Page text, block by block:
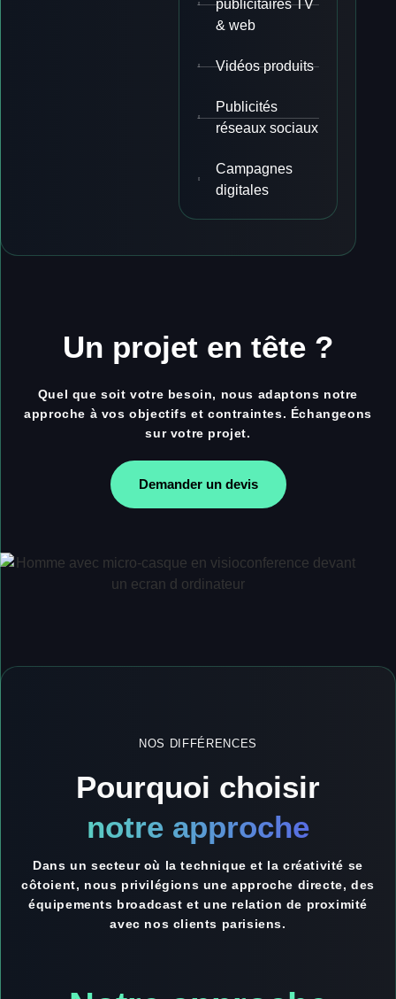
publicitaires TV
& web
Vidéos produits
Publicités
réseaux sociaux
Campagnes
digitales
Un projet en tête ?
Quel que soit votre besoin, nous adaptons notre
approche à vos objectifs et contraintes. Échangeons
sur votre projet.
Demander un devis
NOS DIFFÉRENCES
Pourquoi choisir
notre approche
Dans un secteur où la technique et la créativité se
côtoient, nous privilégions une approche directe, des
équipements broadcast et une relation de proximité
avec nos clients parisiens.